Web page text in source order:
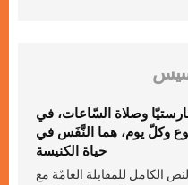
وصلاة السّاعات، في
وكلّ يوم، هما النَّفَس في
حياة الكنيسة
الكامل للمقابلة العامّة مع